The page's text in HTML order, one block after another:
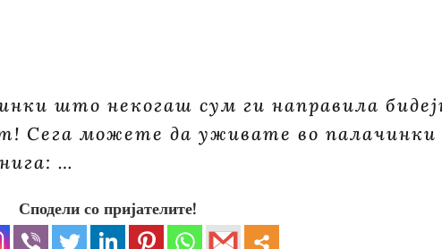
што некогаш сум ги направила
Сега можете да уживате во палачинки
…
Сподели со пријателите!